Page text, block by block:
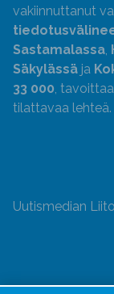
vakiinnuttanut
Sastamalassa,
Säkylässä ja
33 000,
tilattavaa lehteä.
Uutismedian